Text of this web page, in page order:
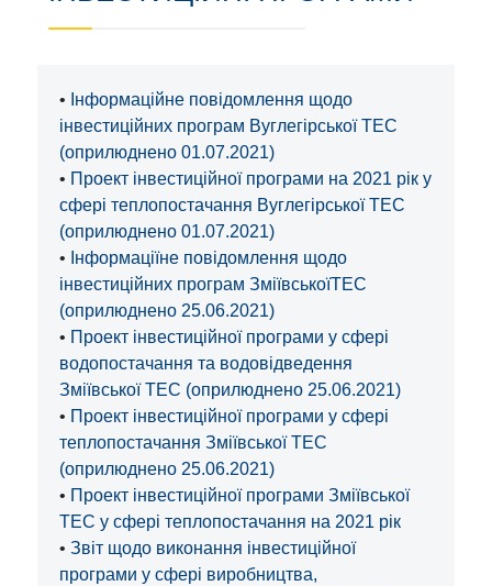
• Інформаційне повідомлення щодо
інвестиційних програм Вуглегірської ТЕС
(оприлюднено 01.07.2021)
• Проект інвестиційної програми на 2021 рік у
сфері теплопостачання Вуглегірської ТЕС
(оприлюднено 01.07.2021)
• Інформаціїне повідомлення щодо
інвестиційних програм ЗміївськоїТЕС
(оприлюднено 25.06.2021)
• Проект інвестиційної програми у сфері
водопостачання та водовідведення
Зміївської ТЕС (оприлюднено 25.06.2021)
• Проект інвестиційної програми у сфері
теплопостачання Зміївської ТЕС
(оприлюднено 25.06.2021)
• Проект інвестиційної програми Зміївської
ТЕС у сфері теплопостачання на 2021 рік
• Звіт щодо виконання інвестиційної
програми у сфері виробництва,